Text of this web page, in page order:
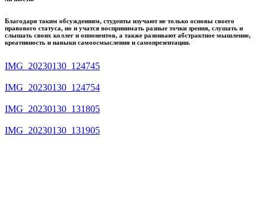
Благодаря таким обсуждениям, студенты изучают не только основы своего
правового статуса, но и учатся воспринимать разные точки зрения, слушать и
слышать своих коллег и оппонентов, а также развивают абстрактное мышление,
креативность и навыки самоосмысления и самопрезентации.
IMG_20230130_124745
IMG_20230130_124754
IMG_20230130_131805
IMG_20230130_131905